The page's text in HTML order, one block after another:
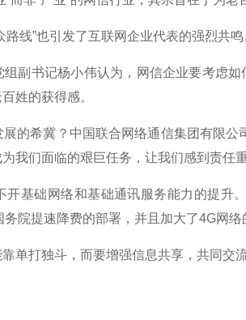
”也引发了互联网企业代表的强烈共鸣
书记杨小伟认为，网信企业要考虑如
姓的获得感。
希冀？中国联合网络通信集团有限公
我们面临的艰巨任务，让我们感到责任
础网络和基础通讯服务能力的提升
务院提速降费的部署，并且加大了4G网
打独斗，而要增强信息共享，共同交流